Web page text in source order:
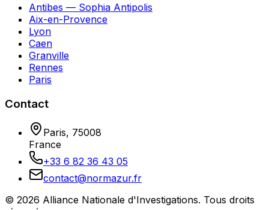
Antibes — Sophia Antipolis
Aix-en-Provence
Lyon
Caen
Granville
Rennes
Paris
Contact
Paris, 75008
France
+33 6 82 36 43 05
contact@normazur.fr
© 2026 Alliance Nationale d'Investigations. Tous droits